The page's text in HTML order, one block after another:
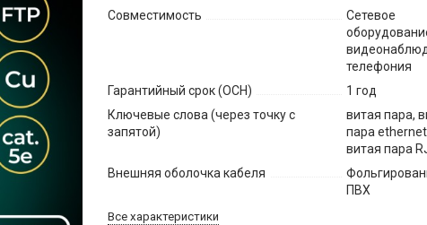
Совместимость
Сетевое
телефония
Гарантийный срок (ОСН)
1 год
Ключевые слова (через точку с
запятой)
витая пара,
пара
витая пара
Внешняя оболочка кабеля
ПВХ
Все характеристики